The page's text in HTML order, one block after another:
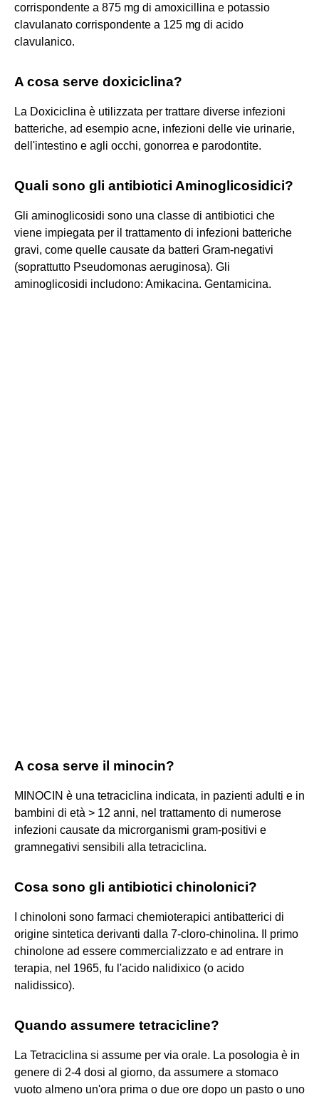
corrispondente a 875 mg di amoxicillina e potassio
clavulanato corrispondente a 125 mg di acido
clavulanico.
A cosa serve doxiciclina?
La Doxiciclina è utilizzata per trattare diverse infezioni
batteriche, ad esempio acne, infezioni delle vie urinarie,
dell'intestino e agli occhi, gonorrea e parodontite.
Quali sono gli antibiotici Aminoglicosidici?
Gli aminoglicosidi sono una classe di antibiotici che
viene impiegata per il trattamento di infezioni batteriche
gravi, come quelle causate da batteri Gram-negativi
(soprattutto Pseudomonas aeruginosa). Gli
aminoglicosidi includono: Amikacina. Gentamicina.
A cosa serve il minocin?
MINOCIN è una tetraciclina indicata, in pazienti adulti e in
bambini di età > 12 anni, nel trattamento di numerose
infezioni causate da microrganismi gram-positivi e
gramnegativi sensibili alla tetraciclina.
Cosa sono gli antibiotici chinolonici?
I chinoloni sono farmaci chemioterapici antibatterici di
origine sintetica derivanti dalla 7-cloro-chinolina. Il primo
chinolone ad essere commercializzato e ad entrare in
terapia, nel 1965, fu l'acido nalidixico (o acido
nalidissico).
Quando assumere tetracicline?
La Tetraciclina si assume per via orale. La posologia è in
genere di 2-4 dosi al giorno, da assumere a stomaco
vuoto almeno un'ora prima o due ore dopo un pasto o uno